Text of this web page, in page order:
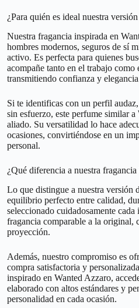
¿Para quién es ideal nuestra
Nuestra fragancia inspirada en
hombres modernos, seguros de sí
activo. Es perfecta para quienes
acompañe tanto en el trabajo como
transmitiendo confianza y
Si te identificas con un perfil
sin esfuerzo, este perfume similar
aliado. Su versatilidad lo hace
ocasiones, convirtiéndose en un
personal.
¿Qué diferencia a nuestra
Lo que distingue a nuestra versión
equilibrio perfecto entre calidad,
seleccionado cuidadosamente
fragancia comparable a la original,
proyección.
Además, nuestro compromiso es
compra satisfactoria y
inspirado en Wanted Azzaro,
elaborado con altos estándares y
personalidad en cada ocasión.